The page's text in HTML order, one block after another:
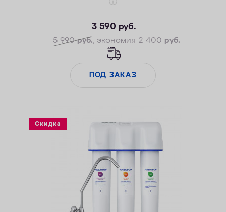
3 590 руб.
5 990руб., экономия 2 400 руб.
ПОД ЗАКАЗ
Скидка